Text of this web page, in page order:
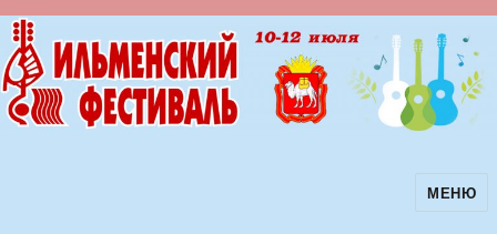
Ильменский фестиваль авторскойМЕНЮ